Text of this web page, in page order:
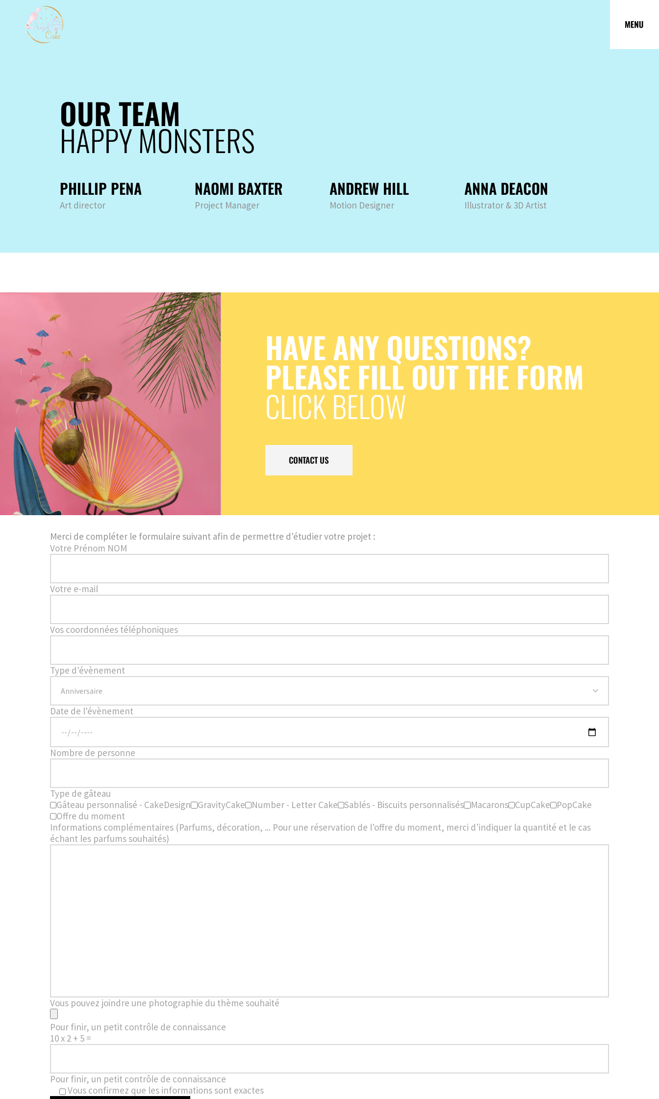
OUR TEAM
HAPPY MONSTERS
PHILLIP PENA
Art director
NAOMI BAXTER
Project Manager
ANDREW HILL
Motion Designer
ANNA DEACON
Illustrator & 3D Artist
HAVE ANY QUESTIONS?
PLEASE FILL OUT THE FORM
CLICK BELOW
CONTACT US
Merci de compléter le formulaire suivant afin de permettre d'étudier votre projet :
Votre Prénom NOM
Votre e-mail
Vos coordonnées téléphoniques
Type d'évènement
Date de l'évènement
Nombre de personne
Type de gâteau
Gâteau personnalisé - CakeDesign GravityCake Number - Letter Cake Sablés - Biscuits personnalisés Macarons CupCake
PopCake
Offre du moment
Informations complémentaires (Parfums, décoration, ... Pour une réservation de l'offre du moment, merci d'indiquer la quantité et le cas
échant les parfums souhaités)
Vous pouvez joindre une photographie du thème souhaité
Pour finir, un petit contrôle de connaissance
10 x 2 + 5 =
Pour finir, un petit contrôle de connaissance
Vous confirmez que les informations sont exactes